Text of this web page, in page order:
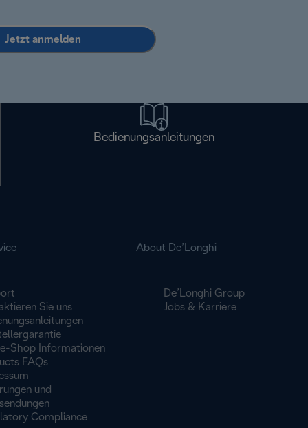
Jetzt anmelden
Bedienungsanleitungen
Sie uns
Shop Informationen
FAQs
und
Compliance
About De’Longhi
De’Longhi Group
Jobs & Karriere